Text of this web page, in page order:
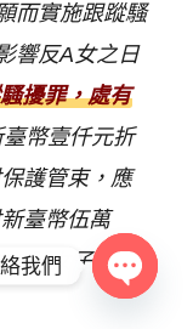
而實施跟蹤騷
響反A女之日
擾罪，處有
臺幣壹仟元折
護管束，應
臺幣伍萬
號女子為跟
我們